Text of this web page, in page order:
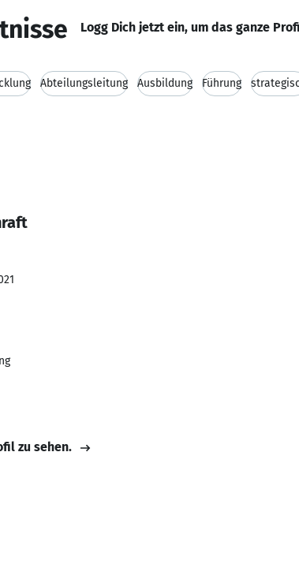
Logg Dich jetzt ein, um das ganze
Abteilungsleitung Ausbildung Führung
zu sehen.